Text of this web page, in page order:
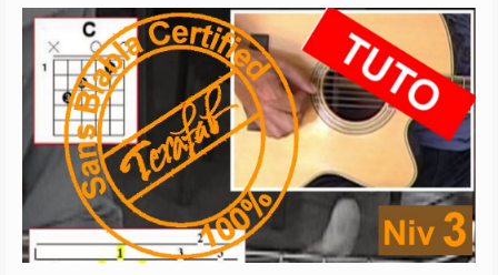
Les passantes – Brassens
Niveau 3